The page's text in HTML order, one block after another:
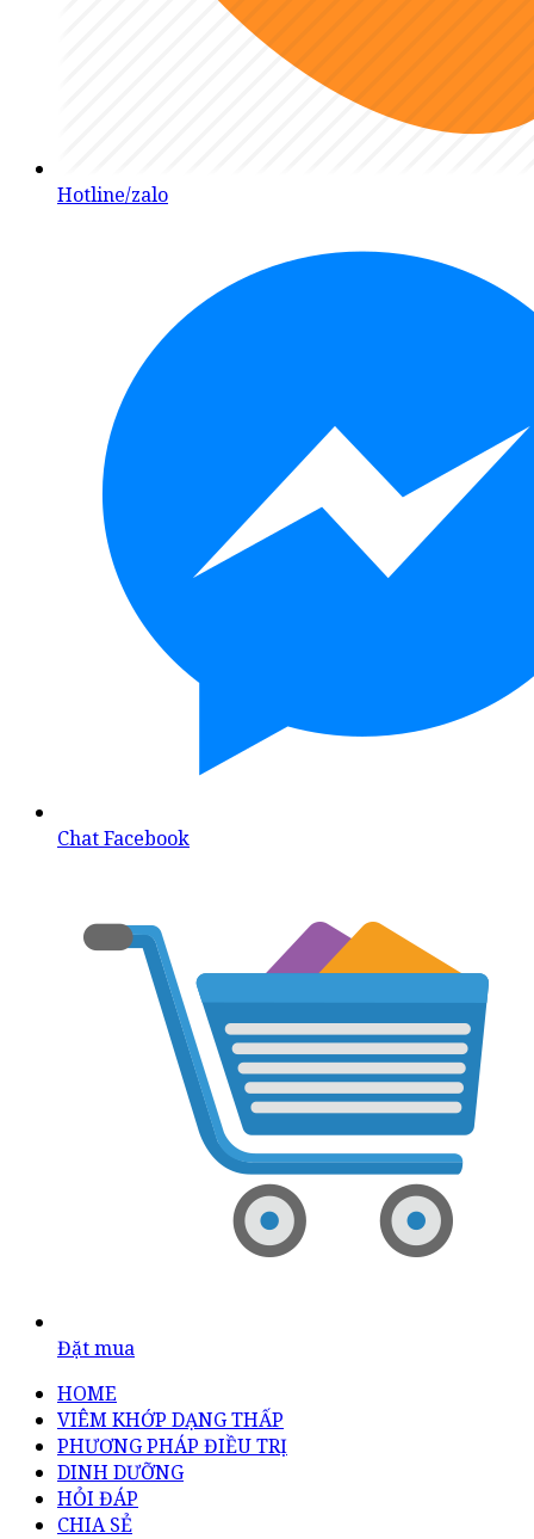
Hotline/zalo
Chat Facebook
Đặt mua
HOME
VIÊM KHỚP DẠNG THẤP
PHƯƠNG PHÁP ĐIỀU TRỊ
DINH DƯỠNG
HỎI ĐÁP
CHIA SẺ